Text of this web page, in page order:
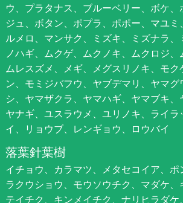
ウ、プラタナス、ブルーベリー、ボケ、
ジュ、ボタン、ポプラ、ポポー、マユ
ルメロ、マンサク、ミズキ、ミズナラ
ノハギ、ムクゲ、ムクノキ、ムクロジ、
ムレスズメ、メギ、メグスリノキ、モク
ン、モミジバフウ、ヤブデマリ、ヤマ
シ、ヤマザクラ、ヤマハギ、ヤマブキ、
ヤナギ、ユスラウメ、ユリノキ、ライ
イ、リョウブ、レンギョウ、ロウバイ
落葉針葉樹
イチョウ、カラマツ、メタセコイア、ポ
ラクウショウ、モウソウチク、マダケ
テイチク、キンメイチク、ナリヒラダ